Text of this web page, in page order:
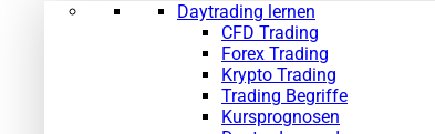
Daytrading lernen
CFD Trading
Forex Trading
Krypto Trading
Trading Begriffe
Kursprognosen